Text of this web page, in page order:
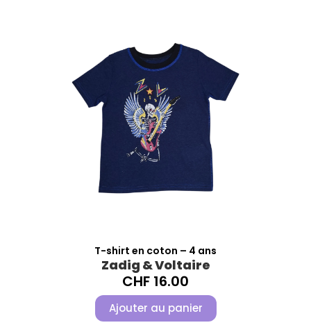
T-shirt en coton – 4 ans
Zadig & Voltaire
CHF 16.00
Ajouter au panier